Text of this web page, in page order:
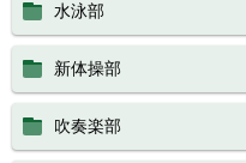
水泳部
新体操部
吹奏楽部